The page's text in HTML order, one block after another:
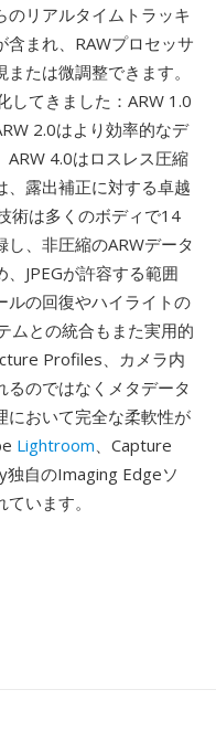
のリアルタイムトラッキ
まれ、RAWプロセッサ
たは微調整できます。
してきました：ARW 1.0
2.0はより効率的なデ
ARW 4.0はロスレス圧縮
、露出補正に対する卓越
術は多くのボディで14
、非圧縮のARWデータ
JPEGが許容する範囲
ルの回復やハイライトの
ムとの統合もまた実用的
Profiles、カメラ内
るのではなくメタデータ
において完全な柔軟性が
Lightroom、Capture
自のImaging Edgeソ
います。